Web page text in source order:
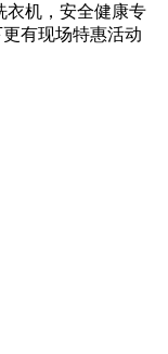
衣机，安全健康专
有现场特惠活动